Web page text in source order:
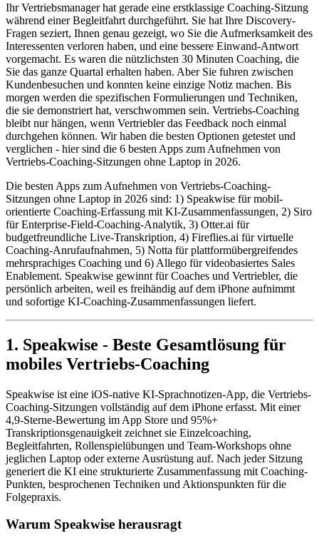
Ihr Vertriebsmanager hat gerade eine erstklassige Coaching-Sitzung
während einer Begleitfahrt durchgeführt. Sie hat Ihre Discovery-
Fragen seziert, Ihnen genau gezeigt, wo Sie die Aufmerksamkeit des
Interessenten verloren haben, und eine bessere Einwand-Antwort
vorgemacht. Es waren die nützlichsten 30 Minuten Coaching, die
Sie das ganze Quartal erhalten haben. Aber Sie fuhren zwischen
Kundenbesuchen und konnten keine einzige Notiz machen. Bis
morgen werden die spezifischen Formulierungen und Techniken,
die sie demonstriert hat, verschwommen sein. Vertriebs-Coaching
bleibt nur hängen, wenn Vertriebler das Feedback noch einmal
durchgehen können. Wir haben die besten Optionen getestet und
verglichen - hier sind die 6 besten Apps zum Aufnehmen von
Vertriebs-Coaching-Sitzungen ohne Laptop in 2026.
Die besten Apps zum Aufnehmen von Vertriebs-Coaching-
Sitzungen ohne Laptop in 2026 sind: 1) Speakwise für mobil-
orientierte Coaching-Erfassung mit KI-Zusammenfassungen, 2) Siro
für Enterprise-Field-Coaching-Analytik, 3) Otter.ai für
budgetfreundliche Live-Transkription, 4) Fireflies.ai für virtuelle
Coaching-Anrufaufnahmen, 5) Notta für plattformübergreifendes
mehrsprachiges Coaching und 6) Allego für videobasiertes Sales
Enablement. Speakwise gewinnt für Coaches und Vertriebler, die
persönlich arbeiten, weil es freihändig auf dem iPhone aufnimmt
und sofortige KI-Coaching-Zusammenfassungen liefert.
1. Speakwise - Beste Gesamtlösung für
mobiles Vertriebs-Coaching
Speakwise ist eine iOS-native KI-Sprachnotizen-App, die Vertriebs-
Coaching-Sitzungen vollständig auf dem iPhone erfasst. Mit einer
4,9-Sterne-Bewertung im App Store und 95%+
Transkriptionsgenauigkeit zeichnet sie Einzelcoaching,
Begleitfahrten, Rollenspielübungen und Team-Workshops ohne
jeglichen Laptop oder externe Ausrüstung auf. Nach jeder Sitzung
generiert die KI eine strukturierte Zusammenfassung mit Coaching-
Punkten, besprochenen Techniken und Aktionspunkten für die
Folgepraxis.
Warum Speakwise herausragt